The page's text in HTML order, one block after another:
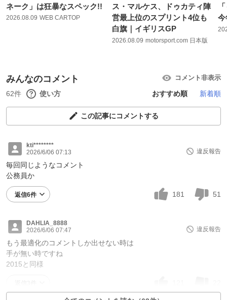
ネーク」は狂暴なスペック!!
2026.08.09 WEB CARTOP
ス・マルケス、ドゥカティ陣
営最上位のスプリント4位も
白旗｜イギリスGP
2026.08.09 motorsport.com 日本版
今
みんなのコメント コメント非表示
62件 使い方 おすすめ順 新着順
この記事にコメントする
kti********
2026/6/06 07:13
違反報告
毎回同じようなコメント
公務員か
返信6件 181 51
DAHLIA_8888
2026/6/06 07:47
違反報告
もう最適化のコメントしか出せない時は
手が無い時ですね
2015と同様